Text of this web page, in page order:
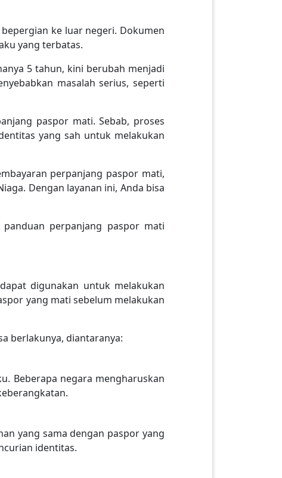
ke luar negeri. Dokumen
yang terbatas.
5 tahun, kini berubah menjadi
masalah serius, seperti
paspor mati. Sebab, proses
yang sah untuk melakukan
perpanjang paspor mati,
Dengan layanan ini, Anda bisa
perpanjang paspor mati
digunakan untuk melakukan
yang mati sebelum melakukan
berlakunya, diantaranya:
Beberapa negara mengharuskan
yang sama dengan paspor yang
identitas.